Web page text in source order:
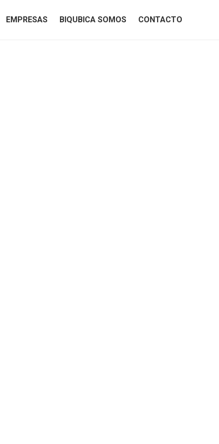
EMPRESAS BIQUBICA SOMOS CONTACTO
EMPRESAS BIQUBICA SOMOS CONTACTO